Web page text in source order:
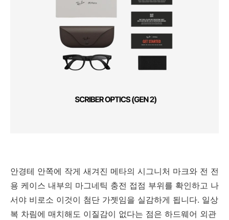
안경테 안쪽에 작게 새겨진 메타의 시그니처 마크와 전 전
용 케이스 내부의 마그네틱 충전 접점 부위를 확인하고 나
서야 비로소 이것이 첨단 가젯임을 실감하게 됩니다. 일상
복 차림에 매치해도 이질감이 없다는 점은 하드웨어 외관